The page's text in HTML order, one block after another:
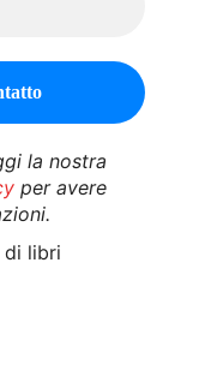
la nostra
per avere
di libri